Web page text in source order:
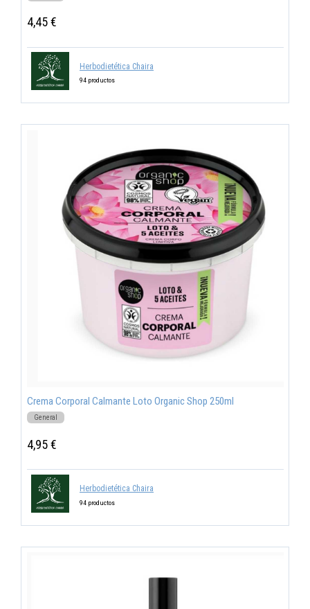
4,45 €
Herbodietética Chaira
94 productos
Crema Corporal Calmante Loto Organic Shop 250ml
General
4,95 €
Herbodietética Chaira
94 productos